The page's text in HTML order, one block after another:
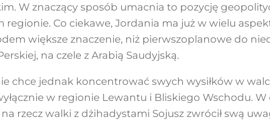
W znaczący sposób umacnia to pozycję
regionie. Co ciekawe, Jordania ma już w wielu
większe znaczenie, niż pierwszoplanowe do
na czele z Arabią Saudyjską.
chce jednak koncentrować swych wysiłków w
w regionie Lewantu i Bliskiego Wschodu.
na rzecz walki z dżihadystami Sojusz zwrócił swą